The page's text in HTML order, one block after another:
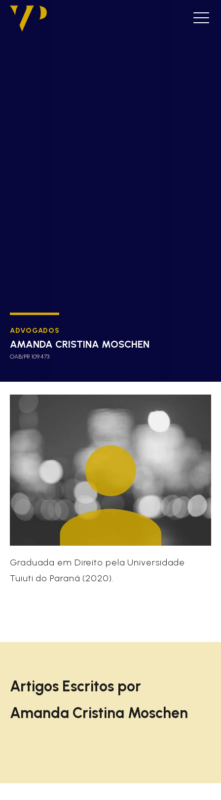
ADVOGADOS
AMANDA CRISTINA MOSCHEN
OAB/PR 109.473
Graduada em Direito pela Universidade
Tuiuti do Paraná (2020).
Artigos Escritos por
Amanda Cristina Moschen